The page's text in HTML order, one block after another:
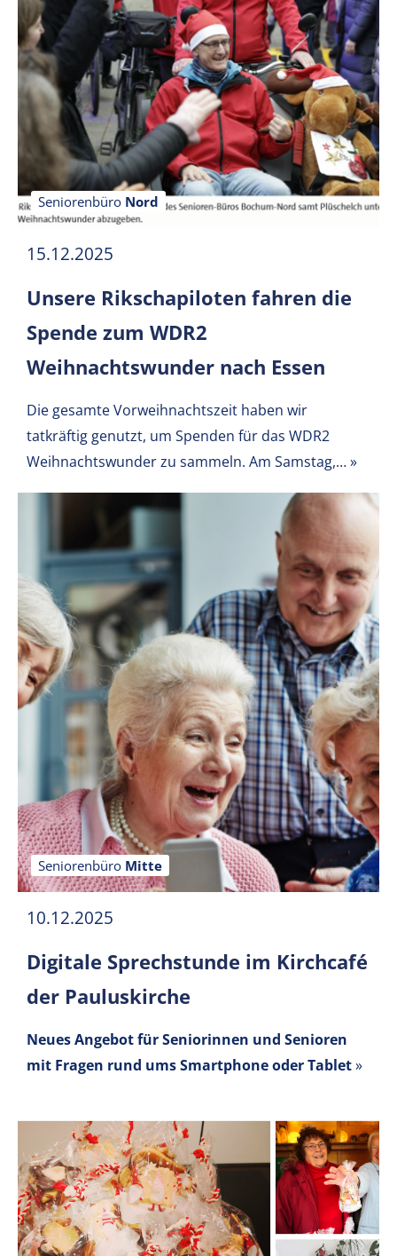
Seniorenbüro Nord
15.12.2025
Unsere Rikschapiloten fahren die
Spende zum WDR2
Weihnachtswunder nach Essen
Die gesamte Vorweihnachtszeit haben wir
tatkräftig genutzt, um Spenden für das WDR2
Weihnachtswunder zu sammeln. Am Samstag,…»
Seniorenbüro Mitte
10.12.2025
Digitale Sprechstunde im Kirchcafé
der Pauluskirche
Neues Angebot für Seniorinnen und Senioren
mit Fragen rund ums Smartphone oder Tablet»